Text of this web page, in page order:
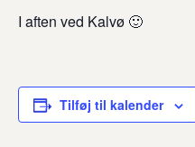
I aften ved Kalvø 🙂
Tilføj til kalender